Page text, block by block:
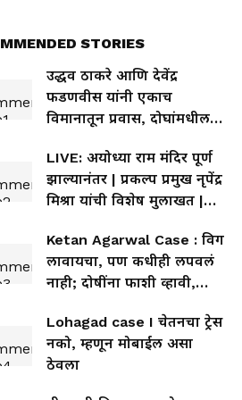
STORIES
उद्धव ठाकरे आणि देवेंद्र
फडणवीस यांनी एकाच
विमानातून प्रवास, दोघांमधील
LIVE: अयोध्या राम मंदिर पूर्ण
झाल्यानंतर | प्रकल्प प्रमुख नृपेंद्र
मिश्रा यांची विशेष मुलाखत |
Ketan Agarwal Case : विग
लावायचा, पण कधीही लपवलं
नाही; दोषींना फाशी व्हावी,
Lohagad case I चेतनचा ट्रेस
नको, म्हणून मोबाईल असा
ठेवला